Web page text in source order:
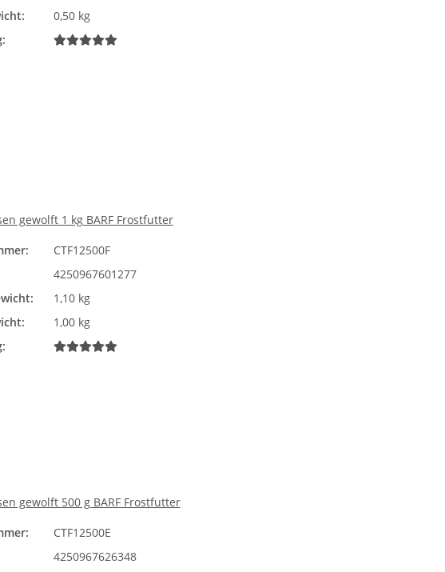
0,50 kg
gewolft 1 kg BARF Frostfutter
CTF12500F
4250967601277
1,10 kg
1,00 kg
gewolft 500 g BARF Frostfutter
CTF12500E
4250967626348